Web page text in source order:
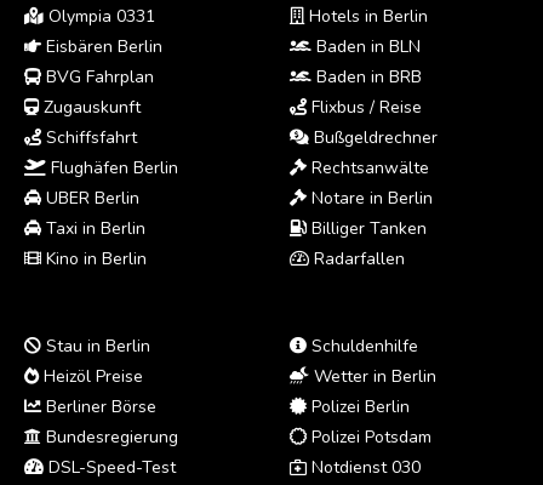
Olympia 0331
Eisbären Berlin
BVG Fahrplan
Zugauskunft
Schiffsfahrt
Flughäfen Berlin
UBER Berlin
Taxi in Berlin
Kino in Berlin
Hotels in Berlin
Baden in BLN
Baden in BRB
Flixbus / Reise
Bußgeldrechner
Rechtsanwälte
Notare in Berlin
Billiger Tanken
Radarfallen
Stau in Berlin
Heizöl Preise
Berliner Börse
Bundesregierung
DSL-Speed-Test
Schuldenhilfe
Wetter in Berlin
Polizei Berlin
Polizei Potsdam
Notdienst 030